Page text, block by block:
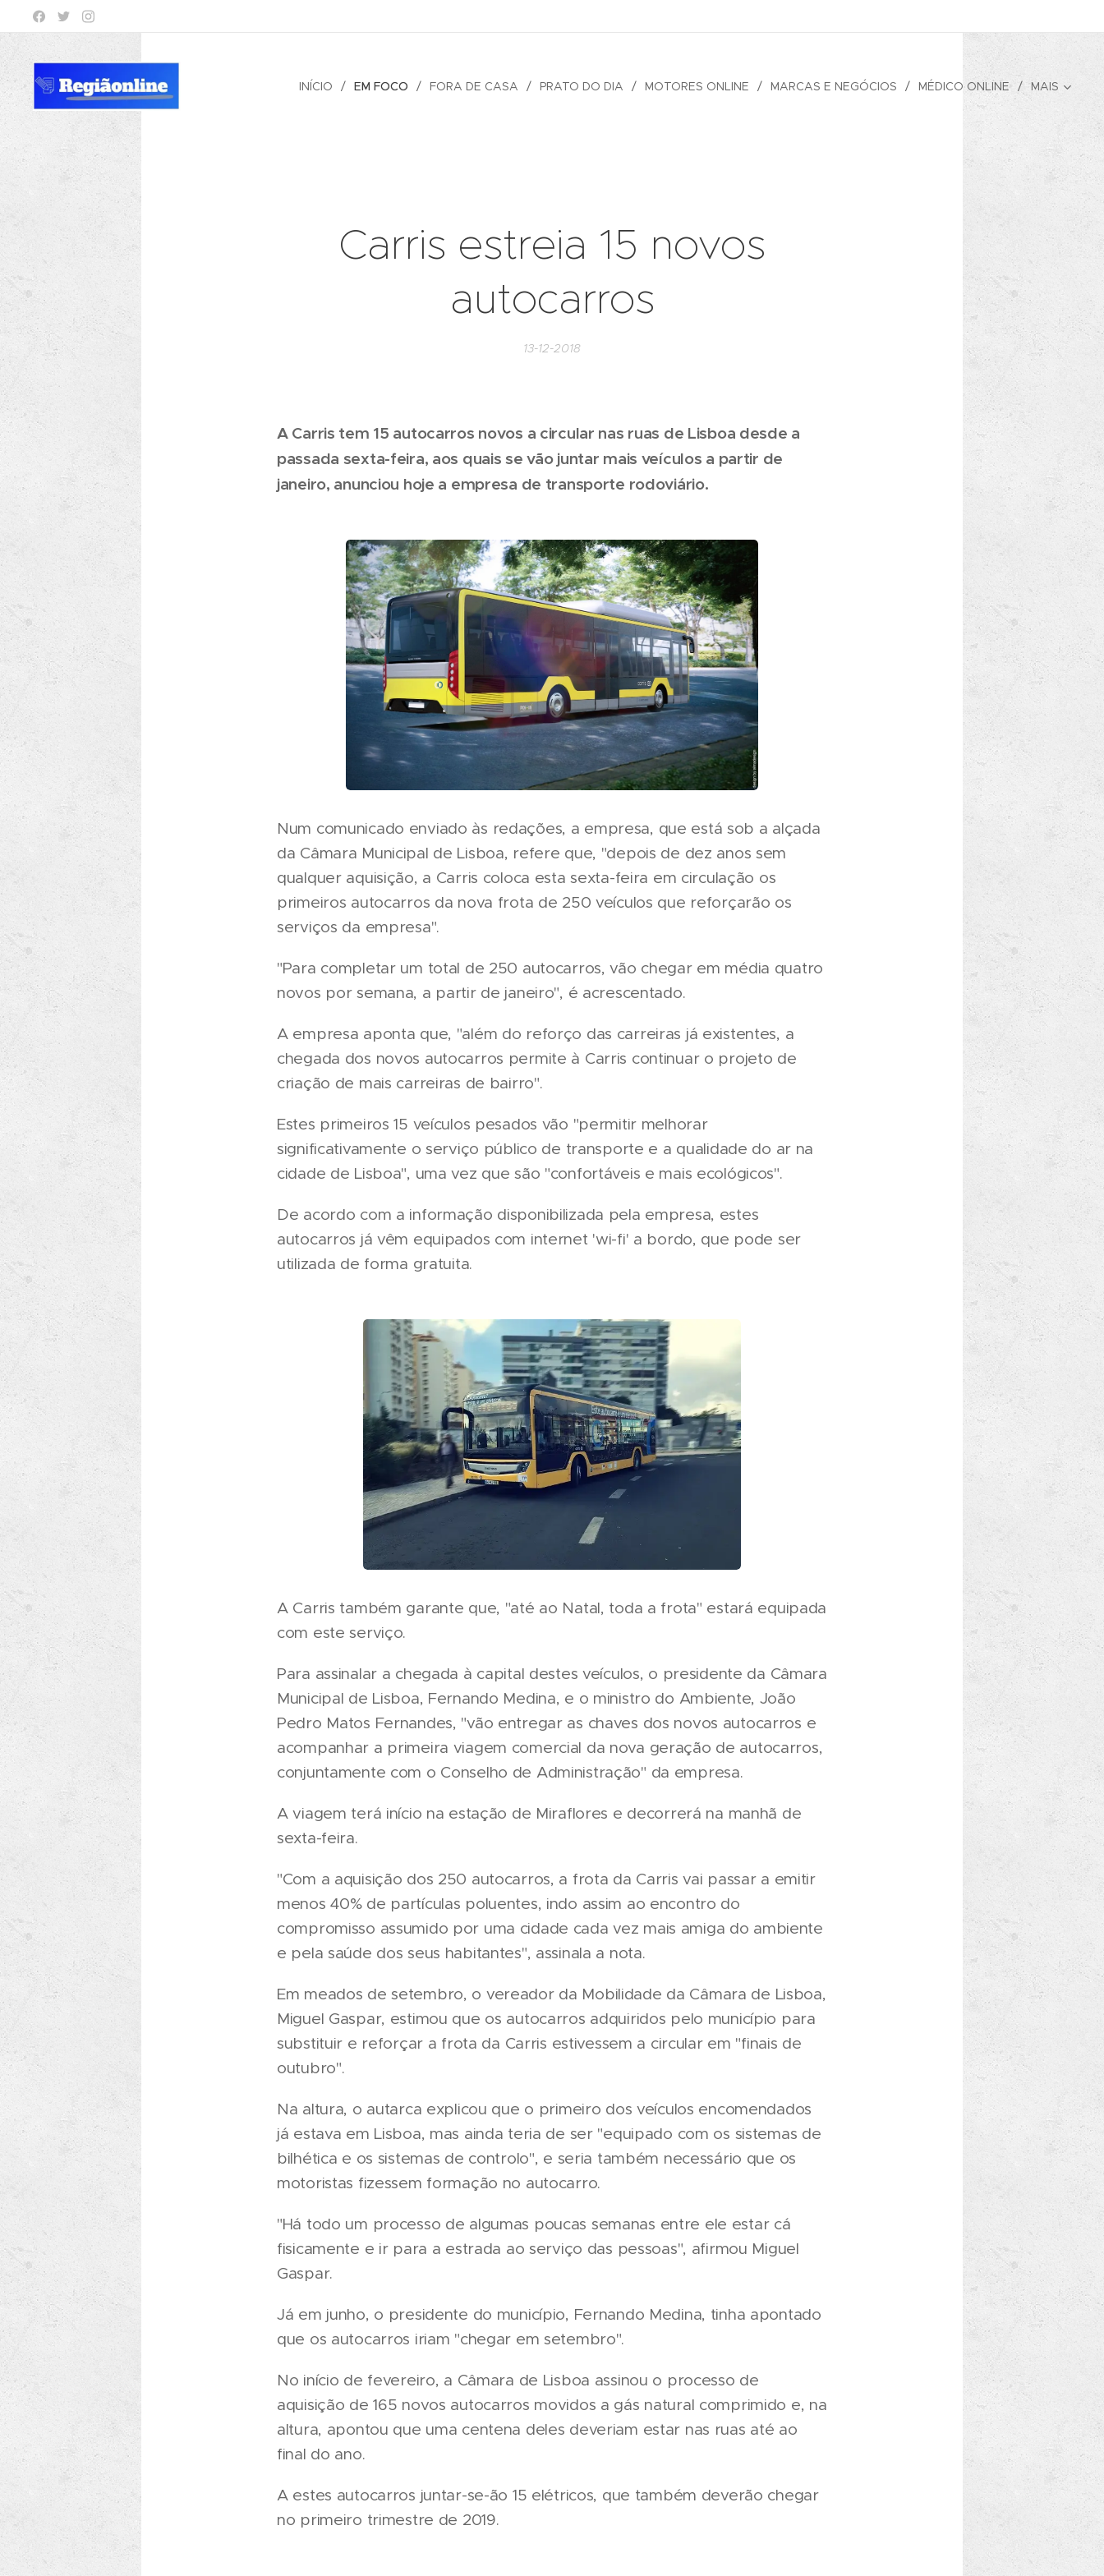
INÍCIO EM FOCO FORA DE CASA PRATO DO DIA MOTORES ONLINE MARCAS E NEGÓCIOS MÉDICO ONLINE MAIS
Carris estreia 15 novos
autocarros
13-12-2018
A Carris tem 15 autocarros novos a circular nas ruas de Lisboa desde a
passada sexta-feira, aos quais se vão juntar mais veículos a partir de
janeiro, anunciou hoje a empresa de transporte rodoviário.
Num comunicado enviado às redações, a empresa, que está sob a alçada
da Câmara Municipal de Lisboa, refere que, "depois de dez anos sem
qualquer aquisição, a Carris coloca esta sexta-feira em circulação os
primeiros autocarros da nova frota de 250 veículos que reforçarão os
serviços da empresa".
"Para completar um total de 250 autocarros, vão chegar em média quatro
novos por semana, a partir de janeiro", é acrescentado.
A empresa aponta que, "além do reforço das carreiras já existentes, a
chegada dos novos autocarros permite à Carris continuar o projeto de
criação de mais carreiras de bairro".
Estes primeiros 15 veículos pesados vão "permitir melhorar
significativamente o serviço público de transporte e a qualidade do ar na
cidade de Lisboa", uma vez que são "confortáveis e mais ecológicos".
De acordo com a informação disponibilizada pela empresa, estes
autocarros já vêm equipados com internet 'wi-fi' a bordo, que pode ser
utilizada de forma gratuita.
A Carris também garante que, "até ao Natal, toda a frota" estará equipada
com este serviço.
Para assinalar a chegada à capital destes veículos, o presidente da Câmara
Municipal de Lisboa, Fernando Medina, e o ministro do Ambiente, João
Pedro Matos Fernandes, "vão entregar as chaves dos novos autocarros e
acompanhar a primeira viagem comercial da nova geração de autocarros,
conjuntamente com o Conselho de Administração" da empresa.
A viagem terá início na estação de Miraflores e decorrerá na manhã de
sexta-feira.
"Com a aquisição dos 250 autocarros, a frota da Carris vai passar a emitir
menos 40% de partículas poluentes, indo assim ao encontro do
compromisso assumido por uma cidade cada vez mais amiga do ambiente
e pela saúde dos seus habitantes", assinala a nota.
Em meados de setembro, o vereador da Mobilidade da Câmara de Lisboa,
Miguel Gaspar, estimou que os autocarros adquiridos pelo município para
substituir e reforçar a frota da Carris estivessem a circular em "finais de
outubro".
Na altura, o autarca explicou que o primeiro dos veículos encomendados
já estava em Lisboa, mas ainda teria de ser "equipado com os sistemas de
bilhética e os sistemas de controlo", e seria também necessário que os
motoristas fizessem formação no autocarro.
"Há todo um processo de algumas poucas semanas entre ele estar cá
fisicamente e ir para a estrada ao serviço das pessoas", afirmou Miguel
Gaspar.
Já em junho, o presidente do município, Fernando Medina, tinha apontado
que os autocarros iriam "chegar em setembro".
No início de fevereiro, a Câmara de Lisboa assinou o processo de
aquisição de 165 novos autocarros movidos a gás natural comprimido e, na
altura, apontou que uma centena deles deveriam estar nas ruas até ao
final do ano.
A estes autocarros juntar-se-ão 15 elétricos, que também deverão chegar
no primeiro trimestre de 2019.